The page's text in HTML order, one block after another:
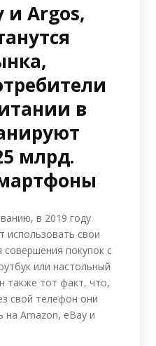
и Argos,
в
млрд.
в 2019 году
использовать свои
покупок с
или настольный
также тот факт, что,
свой телефон они
на Amazon, eBay и